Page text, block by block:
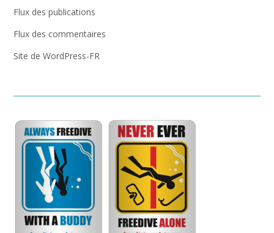
Flux des publications
Flux des commentaires
Site de WordPress-FR